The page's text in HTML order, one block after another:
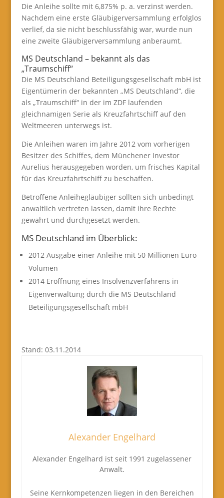
Die Anleihe sollte mit 6,875% p. a. verzinst werden.
Nachdem eine erste Gläubigerversammlung erfolglos
verlief, da sie nicht beschlussfähig war, wurde nun
eine zweite Gläubigerversammlung anberaumt.
MS Deutschland – bekannt als das
„Traumschiff“
Die MS Deutschland Beteiligungsgesellschaft mbH ist
Eigentümerin der bekannten „MS Deutschland“, die
als „Traumschiff“ in der im ZDF laufenden
gleichnamigen Serie als Kreuzfahrtschiff auf den
Weltmeeren unterwegs ist.
Die Anleihen waren im Jahre 2012 vom vorherigen
Besitzer des Schiffes, dem Münchener Investor
Aurelius herausgegeben worden, um frisches Kapital
für das Kreuzfahrtschiff zu beschaffen.
Betroffene Anleihegläubiger sollten sich unbedingt
anwaltlich vertreten lassen, damit ihre Rechte
gewahrt und durchgesetzt werden.
MS Deutschland im Überblick:
2012 Ausgabe einer Anleihe mit 50 Millionen Euro
Volumen
2014 Eröffnung eines Insolvenzverfahrens in
Eigenverwaltung durch die MS Deutschland
Beteiligungsgesellschaft mbH
Stand: 03.11.2014
Alexander Engelhard
Alexander Engelhard ist seit 1991 zugelassener
Anwalt.
Seine Kernkompetenzen liegen in den Bereichen